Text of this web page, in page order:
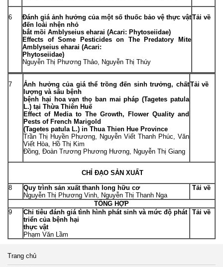
6
Đánh giá ảnh hưởng của một số thuốc bảo vệ thực vật
đến loài nhện nhỏ
bắt mồi Amblyseius eharai (Acari: Phytoseiidae)
Effects of Some Pesticides on The Predatory Mite
Amblyseius eharai (Acari:
Phytoseiidae)
Nguyễn Thị Phương Thảo, Nguyễn Thị Thúy
Tải về
7
Ảnh hưởng của giá thể trồng đến sinh trưởng, chất
lượng và sâu bệnh
bệnh hại hoa vạn thọ ban mai pháp(Tagetes patula
L.) tại Thừa Thiên Huế
Effect of Media to The Growth, Flower Quality and
Pests of French Marigold
(Tagetes patula L.) in Thua Thien Hue Province
Trần Thị Huyền Phương, Nguyễn Viết Thanh Phúc, Văn
Viết Hòa, Hồ Thị Kim
Đồng, Đoàn Trương Phương Hương, Nguyễn Thị Giang
Tải về
CHỈ ĐẠO SẢN XUẤT
8
Quy trình sản xuất thanh long hữu cơ
Nguyễn Thị Phương Vinh, Nguyễn Thị Thanh Nga
Tải về
TỔNG HỢP
9
Chỉ tiêu đánh giá tình hình phát sinh và mức độ phát
triển của bệnh hại
thực vật
Phạm Văn Lầm
Tải về
Trang chủ